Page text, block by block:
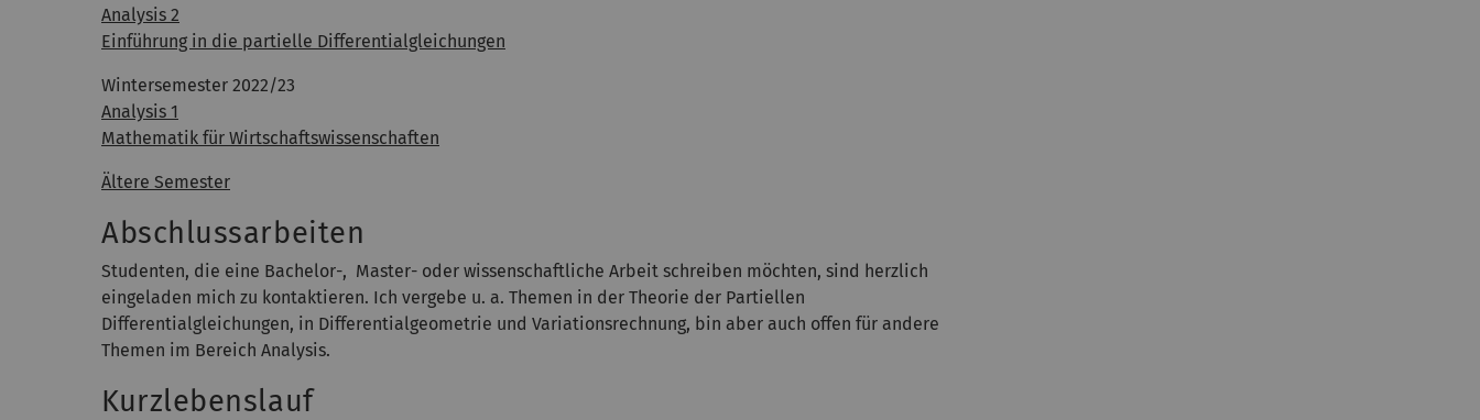
Analysis 2
Einführung in die partielle Differentialgleichungen
Wintersemester 2022/23
Analysis 1
Mathematik für Wirtschaftswissenschaften
Ältere Semester
Abschlussarbeiten
Studenten, die eine Bachelor-, Master- oder wissenschaftliche Arbeit schreiben möchten, sind herzlich
eingeladen mich zu kontaktieren. Ich vergebe u. a. Themen in der Theorie der Partiellen
Differentialgleichungen, in Differentialgeometrie und Variationsrechnung, bin aber auch offen für andere
Themen im Bereich Analysis.
Kurzlebenslauf